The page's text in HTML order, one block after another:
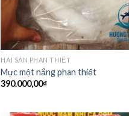
HẢI SẢN PHAN THIẾT
Mực một nắng phan thiết
390.000,00₫